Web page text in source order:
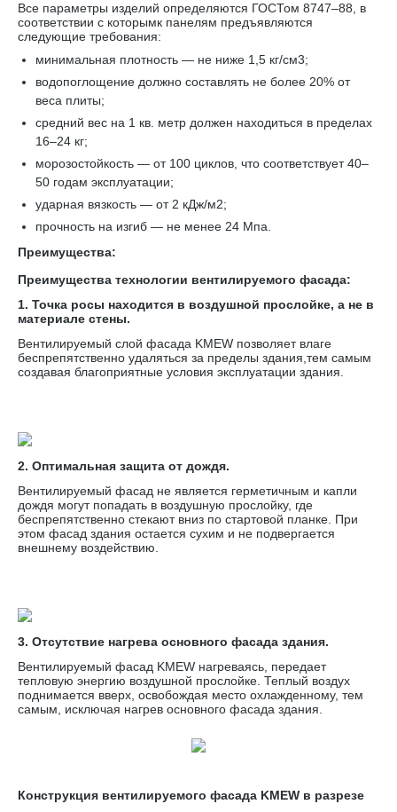
Все параметры изделий определяются ГОСТом 8747–88, в
соответствии с которымк панелям предъявляются
следующие требования:
минимальная плотность — не ниже 1,5 кг/см3;
водопоглощение должно составлять не более 20% от
веса плиты;
средний вес на 1 кв. метр должен находиться в пределах
16–24 кг;
морозостойкость — от 100 циклов, что соответствует 40–
50 годам эксплуатации;
ударная вязкость — от 2 кДж/м2;
прочность на изгиб — не менее 24 Мпа.
Преимущества:
Преимущества технологии вентилируемого фасада:
1. Точка росы находится в воздушной прослойке, а не в
материале стены.
Вентилируемый слой фасада KMEW позволяет влаге
беспрепятственно удаляться за пределы здания,тем самым
создавая благоприятные условия эксплуатации здания.
2. Оптимальная защита от дождя.
Вентилируемый фасад не является герметичным и капли
дождя могут попадать в воздушную прослойку, где
беспрепятственно стекают вниз по стартовой планке. При
этом фасад здания остается сухим и не подвергается
внешнему воздействию.
3. Отсутствие нагрева основного фасада здания.
Вентилируемый фасад KMEW нагреваясь, передает
тепловую энергию воздушной прослойке. Теплый воздух
поднимается вверх, освобождая место охлажденному, тем
самым, исключая нагрев основного фасада здания.
Конструкция вентилируемого фасада KMEW в разрезе